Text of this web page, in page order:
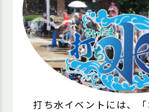
打ち水イベントには、